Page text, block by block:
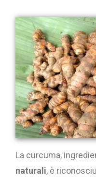
La curcuma,
naturali, è